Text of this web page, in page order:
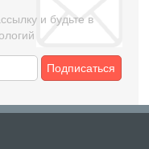
и будьте в
Подписаться